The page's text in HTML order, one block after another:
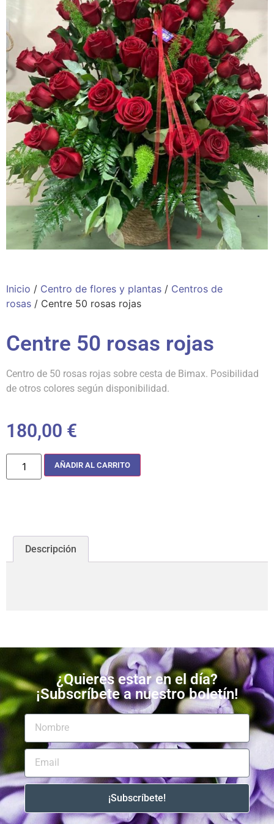
Inicio / Centro de flores y plantas / Centros de
rosas / Centre 50 rosas rojas
Centre 50 rosas rojas
Centro de 50 rosas rojas sobre cesta de Bimax. Posibilidad
de otros colores según disponibilidad.
180,00 €
AÑADIR AL CARRITO
Descripción
¿Quieres estar en el día?
¡Subscríbete a nuestro boletín!
¡Subscríbete!